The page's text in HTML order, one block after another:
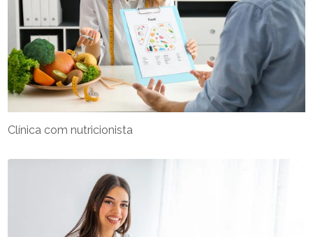
Clínica com nutricionista